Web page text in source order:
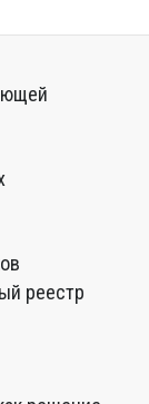
реестр